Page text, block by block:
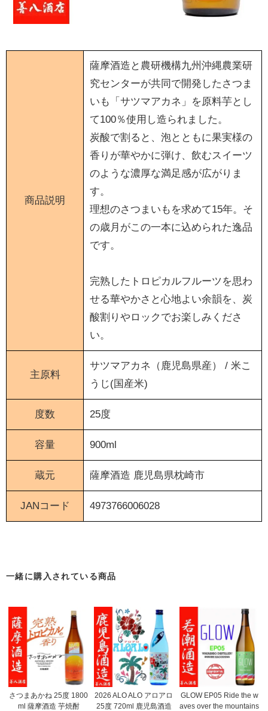
商品説明
薩󠄀摩酒造と農研機構九州沖縄農業研
究センターが共同で開発したさつま
いも「サツマアカネ」を原料芋とし
て100％使用し造られました。
炭酸で割ると、泡とともに果実様の
香りが華やかに弾け、飲むスイーツ
のような濃厚な満足感が広がりま
す。
理想のさつまいもを求めて15年。そ
の歳月がこの一本に込められた逸品
です。
完熟したトロピカルフルーツを思わ
せる華やかさと心地よい余韻を、炭
酸割りやロックでお楽しみくださ
い。
主原料
サツマアカネ（鹿児島県産） / 米こ
うじ(国産米)
度数 25度
容量 900ml
蔵元 薩摩酒造 鹿児島県枕崎市
JANコード 4973766006028
一緒に購入されている商品
さつまあかね 25度 1800
ml 薩摩酒造 芋焼酎
2026 ALO ALO アロアロ
25度 720ml 鹿児島酒造
GLOW EP05 Ride the w
aves over the mountains